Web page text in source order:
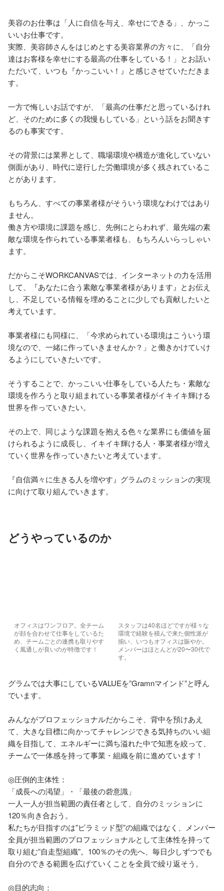
美容のお仕事は「人に自信を与え、幸せにできる」、かっこ
いいお仕事です。
実際、美容師さんをはじめとする美容業界の方々に、「自分
達はお客様を幸せにする最高の仕事をしている！」とお話い
ただいて、いつも『かっこいい！』と感じさせていただきま
す。
一方で悔しいお話ですが、「最高の仕事だと思っているけれ
ど、そのために多くの我慢もしている」という話をお聞きす
るのも事実です。
その背景には業界として、職場環境や構造が進化していない
側面があり、時代に逆行した労働環境が多く残されているこ
とがあります。
もちろん、すべての事業者様がそういう環境なわけではあり
ません。
働き方や環境に課題を感じ、先例にとらわれず、最先端の素
敵な環境を作られている事業者様も、もちろんいらっしゃい
ます。
だからこそWORKCANVASでは、インターネットの力を活用
して、『あなたに合う素敵な事業者様があります』とお伝え
し、不足している情報を埋めることに少しでも貢献したいと
考えています。
事業者様にも同様に、「今求められている環境はこういう環
境なので、一緒に作っていきませんか？」と働きかけていけ
るようにしていきたいです。
そうすることで、かっこいい仕事をしている人たち・素敵な
環境を作ろうと取り組まれている事業者様がイキイキ輝ける
世界を作っていきたい。
その上で、同じような課題を抱える色々な業界にも価値を届
けられるように成長し、イキイキ輝ける人・事業者様が増え
ていく世界を作っていきたいと考えています。
『自信満々に生きる人を増やす』グラムのミッションの実現
に向けて取り組んでいきます。
どうやっているのか
オフィスはワンフロア。全チーム
が顔を合わせて仕事をしているた
め、チームごとの連携も取りやす
く風通しが良いのが特徴です！
スタッフは40名ほどですが様々な
環境で経験を積んで来た個性派が
揃い、いつもオフィスは賑やか。
メンバーはほとんどが20〜30代で
す。
グラムでは大事にしているVALUEを”Gramnマインド”と呼ん
でいます。
みんながプロフェッショナルだからこそ、背中を預けあえ
て、大きな目標に向かってチャレンジできる気持ちのいい組
織を目指して、エネルギーに満ち溢れた中で知恵を絞って、
チームで一体感を持って事業・組織を前に進めています！
◎圧倒的主体性：
「成長への渇望」・「最後の砦意識」
一人一人が担当範囲の責任者として、自分のミッションに
120％向き合おう。
私たちが目指すのは”ピラミッド型”の組織ではなく、メンバー
全員が担当範囲のプロフェッショナルとして主体性を持って
取り組む”自走型組織”。100％のその先へ、毎日少しずつでも
自分のできる範囲を広げていくことを全員で繰り返そう。
◎目的志向：